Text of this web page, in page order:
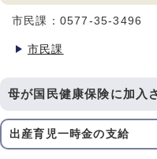
市民課：0577-35-3496
市民課
母が国民健康保険に加入
出産育児一時金の支給